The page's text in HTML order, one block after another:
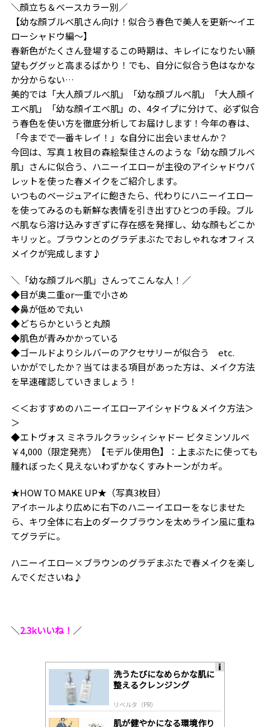
＼顔立ち＆ベースカラー別／
【幼な顔ブルべ肌さん向け！似合う春色で美人を更新～イエ
ローシャドウ編～】
春新色がたくさん登場するこの時期は、キレイになりたい願
望もググッと高まるばかり！でも、自分に似合う色はなかな
か分からない…
美的では「大人顔ブルべ肌」「幼な顔ブルベ肌」「大人顔イ
エベ肌」「幼な顔イエベ肌」の、4タイプに分けて、必ず似合
う春色を使い方を徹底分析してお届けします！今年の春は、
「今までで一番キレイ！」な自分に出会いませんか？
今回は、写真１枚目の森絵梨佳さんのような「幼な顔ブルベ
肌」さんに似合う、ハニーイエローが主役のアイシャドウパ
レットを使った春メイクをご紹介します。
いつものベージュアイに飽きたら、代わりにハニーイエロー
を使ってみるのも新鮮な表情を引き出すひとつの手段。ブル
ベ肌なら溶け込みすぎずに存在感を発揮し、幼な顔もどこか
キリッと。ブラウンとのグラデまぶたでおしゃれなオフィス
メイクが完成します♪
＼「幼な顔ブルベ肌」さんってこんな人！／
◆目が奥二重or一重で小さめ
◆鼻が低めで丸い
◆どちらかというと丸顔
◆肌色が青みかかっている
◆ゴールドよりシルバーのアクセサリーが似合う etc.
いかがでしたか？当てはまる項目があった方は、メイク方法
を早速確認していきましょう！
＜＜おすすめのハニーイエローアイシャドウ＆メイク方法＞
＞
◆エトヴォス ミネラルクラッシィシャドー ビタミンソルベ
￥4,000（限定発売）【モデル使用色】：上まぶたに使っても
腫れぼったく見えないわずかなくすみトーンがカギ。
★HOW TO MAKE UP★（写真3枚目）
アイホールより広めに右下のハニーイエローをなじませた
ら、キワ全体に右上のダークブラウンを太めライン風に重ね
てグラデに。
ハニーイエロー×ブラウンのグラデまぶたで春メイクを楽し
んでくださいね♪
＼2.3kいいね！ ／
洗うたびになめらかな肌に
整えるクレンジング
リベルタ（PR）
肌が健やかになる環境作り